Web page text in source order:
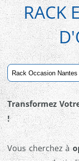
RACK
Transformez
!
Vous cherchez à